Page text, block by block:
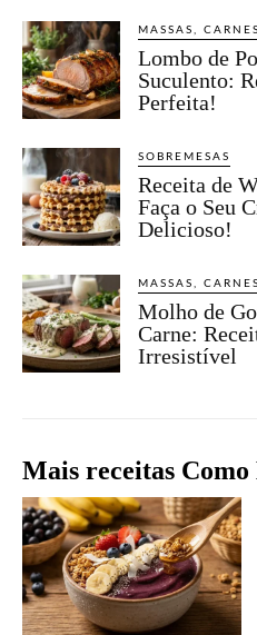
MASSAS,
Lombo de
Suculento:
Perfeita!
SOBREMESAS
Receita de
Faça o Seu
Delicioso!
MASSAS,
Molho de
Carne:
Irresistível
Mais receitas Como